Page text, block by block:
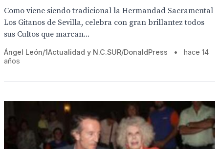
Como viene siendo tradicional la Hermandad Sacramental
Los Gitanos de Sevilla, celebra con gran brillantez todos
sus Cultos que marcan...
Ángel León/1Actualidad y N.C.SUR/DonaldPress •
hace 14
años